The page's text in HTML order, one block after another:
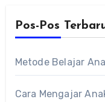
Pos-Pos
Metode Belajar
Cara Mengajar